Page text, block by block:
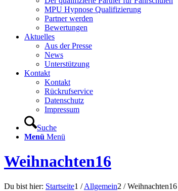
MPU Hypnose Qualifizierung
Partner werden
Bewertungen
Aktuelles
Aus der Presse
News
Unterstützung
Kontakt
Kontakt
Rückrufservice
Datenschutz
Impressum
Suche
Menü Menü
Weihnachten16
Du bist hier: Startseite1 / Allgemein2 / Weihnachten16